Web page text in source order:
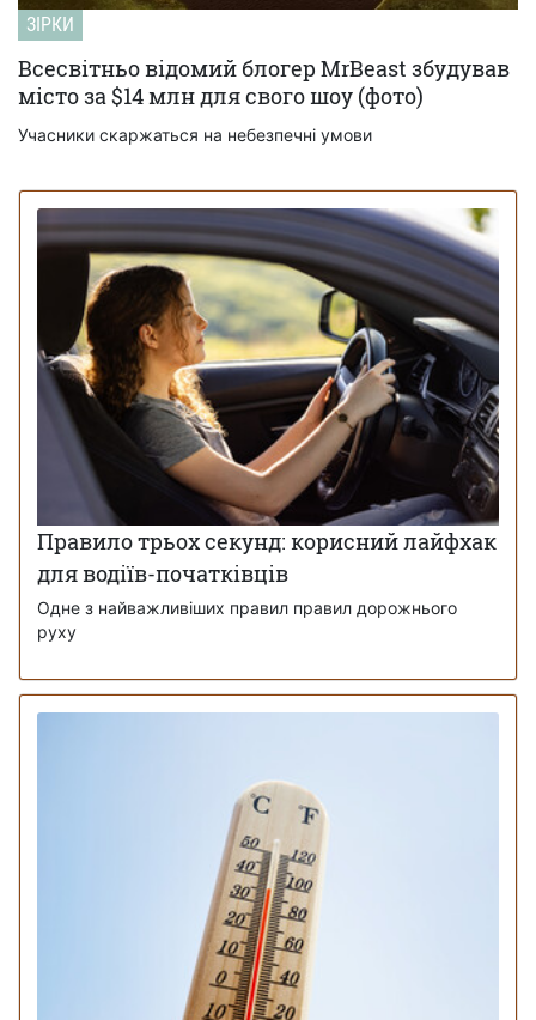
ЗІРКИ
Всесвітньо відомий блогер MrBeast збудував
місто за $14 млн для свого шоу (фото)
Учасники скаржаться на небезпечні умови
Правило трьох секунд: корисний лайфхак
для водіїв-початківців
Одне з найважливіших правил правил дорожнього
руху